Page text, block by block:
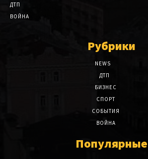
ДТП
ВОЙНА
Рубрики
NEWS
ДТП
БИЗНЕС
СПОРТ
СОБЫТИЯ
ВОЙНА
Популярные